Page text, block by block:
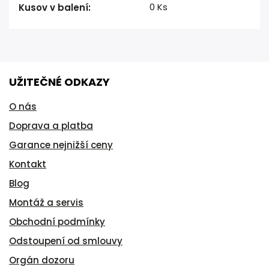
Kusov v balení: 0 Ks
UŽITEČNÉ ODKAZY
O nás
Doprava a platba
Garance nejnižší ceny
Kontakt
Blog
Montáž a servis
Obchodní podmínky
Odstoupení od smlouvy
Orgán dozoru